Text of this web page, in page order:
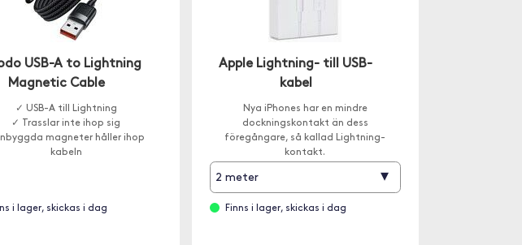
USB-A to Lightning
Magnetic Cable
✓ USB-A till Lightning
✓ Trasslar inte ihop sig
magneter håller ihop
kabeln
i lager, skickas i dag
Apple Lightning- till USB-
kabel
Nya iPhones har en mindre
dockningskontakt än dess
föregångare, så kallad Lightning-
kontakt.
2 meter ▾
Finns i lager, skickas i dag